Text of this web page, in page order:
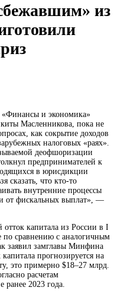
из
«Финансы и экономика»
Масленникова, пока не
как сокрытие доходов
налоговых «раях».
деофшоризации
предпринимателей к
в юрисдикции
сказать, что кто-то
внутренние процессы
от фискальных выплат», —
капитала из России в I
по сравнению с аналогичным
заявил замглавы Минфина
прогнозируется на
это примерно $18–27 млрд.
расчетам
ранее 2023 года.